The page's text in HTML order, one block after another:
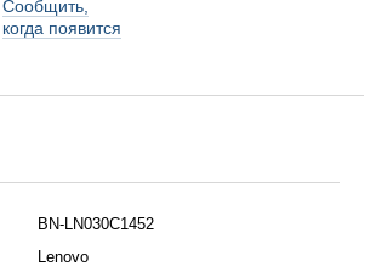
Сообщить,
когда появится
BN-LN030C1452
Lenovo